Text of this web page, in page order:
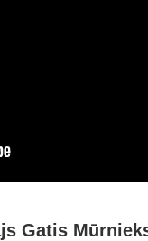
Gatis